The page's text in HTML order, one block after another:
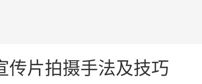
传片拍摄手法及技巧